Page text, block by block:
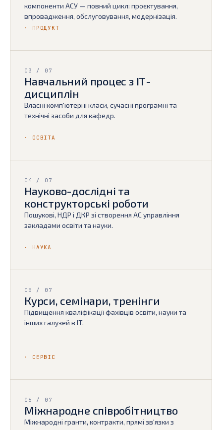
компоненти АСУ — повний цикл: проєктування,
впровадження, обслуговування, модернізація.
· ПРОДУКТ
03 / 07
Навчальний процес з ІТ-
дисциплін
Власні комп'ютерні класи, сучасні програмні та
технічні засоби для кафедр.
· ОСВІТА
04 / 07
Науково-дослідні та
конструкторські роботи
Пошукові, НДР і ДКР зі створення АС управління
закладами освіти та науки.
· НАУКА
05 / 07
Курси, семінари, тренінги
Підвищення кваліфікації фахівців освіти, науки та
інших галузей в IT.
· СЕРВІС
06 / 07
Міжнародне співробітництво
Міжнародні гранти, контракти, прямі зв'язки з